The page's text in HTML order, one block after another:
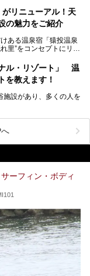
でくださいね。
ね」という声をよく耳
も胸が高鳴ります。
ブリックサウナが、女
がリニューアル！天
の魅力をご紹介
ある温泉宿「猿投温泉
里”をコンセプトにリニ
、新設・改装された客
お料理……。
ル・リゾート」 温
を教えます！
施設があり、多くの人を
温泉が多く、「どこに
多いと思います。
・リゾート」に出かけ
ーフィン・ボディ